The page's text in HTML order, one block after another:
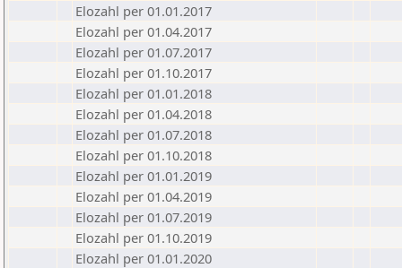
Elozahl per 01.01.2017
Elozahl per 01.04.2017
Elozahl per 01.07.2017
Elozahl per 01.10.2017
Elozahl per 01.01.2018
Elozahl per 01.04.2018
Elozahl per 01.07.2018
Elozahl per 01.10.2018
Elozahl per 01.01.2019
Elozahl per 01.04.2019
Elozahl per 01.07.2019
Elozahl per 01.10.2019
Elozahl per 01.01.2020